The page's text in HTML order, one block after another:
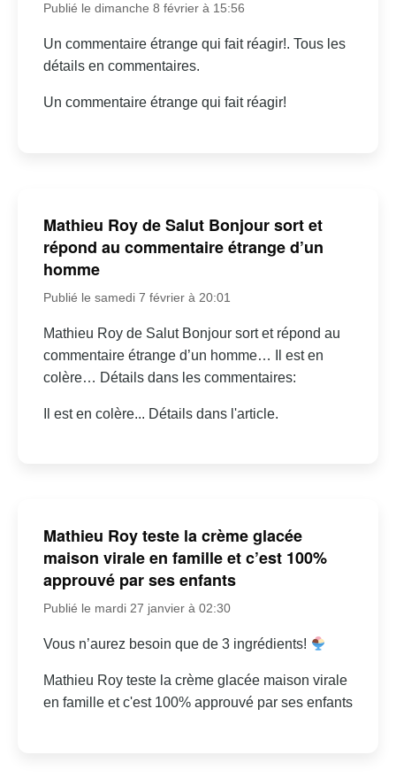
Publié le dimanche 8 février à 15:56
Un commentaire étrange qui fait réagir!. Tous les
détails en commentaires.
Un commentaire étrange qui fait réagir!
Mathieu Roy de Salut Bonjour sort et
répond au commentaire étrange d’un
homme
Publié le samedi 7 février à 20:01
Mathieu Roy de Salut Bonjour sort et répond au
commentaire étrange d’un homme… Il est en
colère… Détails dans les commentaires:
Il est en colère... Détails dans l'article.
Mathieu Roy teste la crème glacée
maison virale en famille et c’est 100%
approuvé par ses enfants
Publié le mardi 27 janvier à 02:30
Vous n’aurez besoin que de 3 ingrédients!
Mathieu Roy teste la crème glacée maison virale
en famille et c'est 100% approuvé par ses enfants